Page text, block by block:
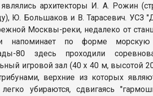
являлись архитекторы И. А. Рожин
Ю. Большаков и В. Тарасевич. УСЗ
Москвы-реки, недалеко от
напоминает по форме
80 здесь проходили
игровой зал (40 х 40 м, высотой
верхние из которых
убираются, сдвигаясь